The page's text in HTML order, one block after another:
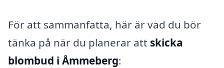
För att sammanfatta, här är vad du bör
tänka på när du planerar att skicka
blombud i Åmmeberg: